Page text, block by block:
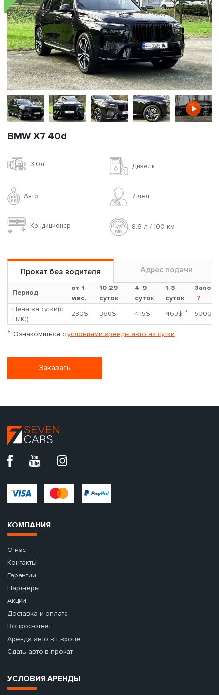
BMW X7 40d
3.0л Дизель
Авто 7 чел
Кондиционер 8.6 л / 100 км
Прокат без водителя Адрес подачи
Период
от 1
мес.
10-29
суток
4-9
суток
1-3
суток
Залог
?
Цена за сутки(с
НДС)
280$ 360$ 415$ 460$ * 5000$
* Ознакомиться с условиями аренды авто на сутки
Заказать
КОМПАНИЯ
О нас
Контакты
Гарантии
Партнеры
Акции
Доставка и оплата
Вопрос-ответ
Аренда авто в Европе
Сдать авто в прокат
УСЛОВИЯ АРЕНДЫ